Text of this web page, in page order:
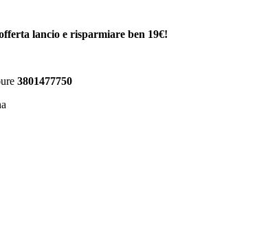
lancio e risparmiare ben 19€!
3801477750